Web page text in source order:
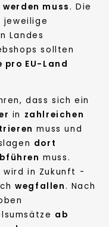
muss. Die
jeweilige
Landes
sollten
pro EU-Land
dass sich ein
in zahlreichen
muss und
dort
muss.
wird in Zukunft -
wegfallen. Nach
ab